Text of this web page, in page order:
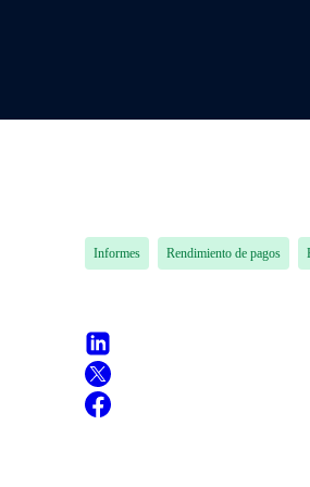
Informes Rendimiento de pagos